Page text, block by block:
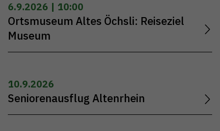
6.9.2026 | 10:00
Ortsmuseum Altes Öchsli: Reiseziel
Museum
10.9.2026
Seniorenausflug Altenrhein